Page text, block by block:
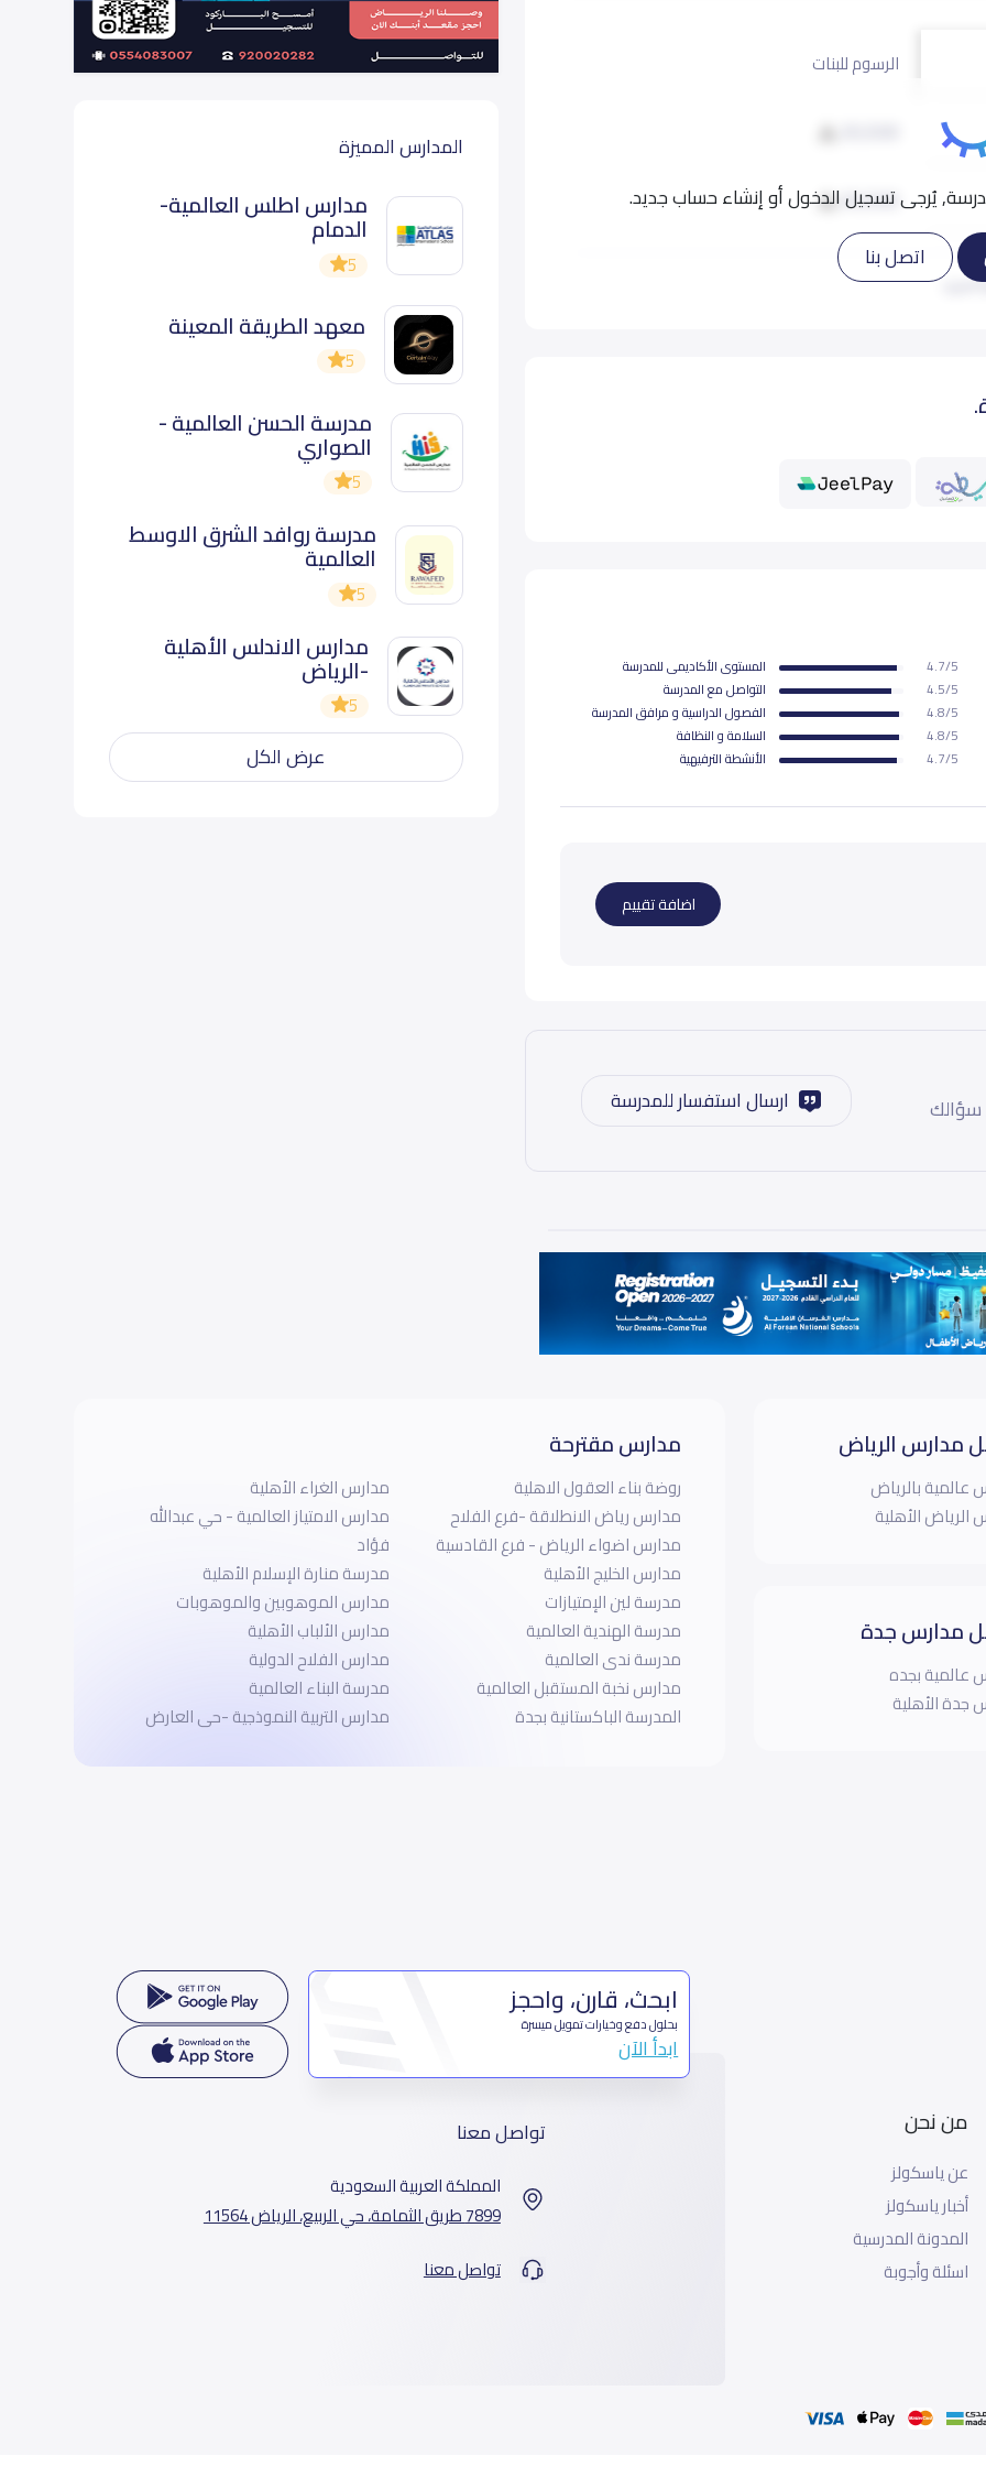
To empower students to become
Well-
stimulating multicultural
يُرجى تسجيل الدخول أو إنشاء حساب جديد.
اتصل بنا
المزيد
الرسوم للبنات
20,500
20,500
31,000
33,000
35,000
35,000
4.7/5
المستوى اﻷكاديمى للمدرسة
4.5/5
التواصل مع المدرسة
4.8/5
الفصول الدراسية و مرافق المدرسة
4.8/5
السلامة و النظافة
4.7/5
اﻷنشطة الترفيهية
اضافة تقييم
سؤالك ارسال استفسار للمدرسة
المدارس المميزة
مدارس اطلس العالمية-
الدمام
5
معهد الطريقة المعينة
5
مدرسة الحسن العالمية -
الصواري
5
مدرسة روافد الشرق الاوسط
العالمية
5
مدارس الاندلس الأهلية
-الرياض
5
عرض الكل
مدارس الرياض
عالمية بالرياض
الرياض الأهلية
مدارس جدة
عالمية بجده
جدة الأهلية
مدارس مقترحة
روضة بناء العقول الاهلية
مدارس رياض الانطلاقة -فرع الفلاح
مدارس اضواء الرياض - فرع القادسية
مدارس الخليج الأهلية
مدرسة لين الإمتيازات
مدرسة الهندية العالمية
مدرسة ندى العالمية
مدارس نخبة المستقبل العالمية
المدرسة الباكستانية بجدة
مدارس الغراء الأهلية
مدارس الامتياز العالمية - حي عبدالله
فؤاد
مدرسة منارة الإسلام الأهلية
مدارس الموهوبين والموهوبات
مدارس الألباب الأهلية
مدارس الفلاح الدولية
مدرسة البناء العالمية
مدارس التربية النموذجية -حى العارض
من نحن
عن ياسكولز
أخبار ياسكولز
المدونة المدرسية
اسئلة وأجوبة
ابحث، قارن، واحجز
بحلول دفع وخيارات تمويل ميسرة
ابدأ الآن
تواصل معنا
المملكة العربية السعودية
7899 طريق الثمامة، حي الربيع، الرياض 11564
تواصل معنا